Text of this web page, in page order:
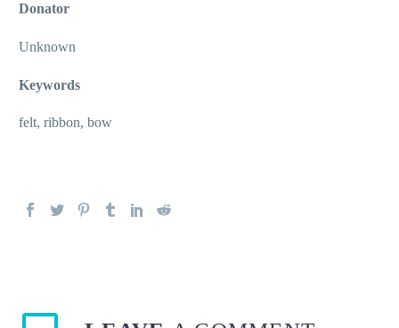
Donator
Unknown
Keywords
felt, ribbon, bow